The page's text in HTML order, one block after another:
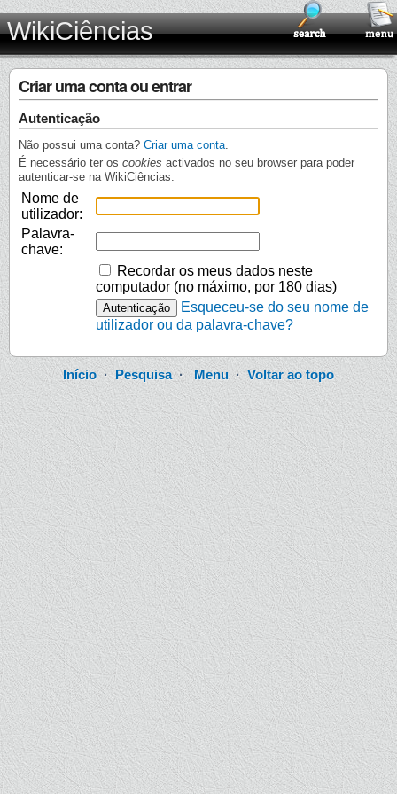
WikiCiências
Criar uma conta ou entrar
Autenticação
Não possui uma conta? Criar uma conta
É necessário ter os cookies activados no seu browser para poder
autenticar-se na WikiCiências.
Nome de
utilizador:
Palavra-
chave:
Recordar os meus dados neste
computador (no máximo, por 180 dias)
Esqueceu-se do seu nome de
utilizador ou da palavra-chave?
Início· Pesquisa·Menu ·Voltar ao topo